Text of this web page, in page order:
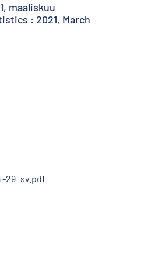
maaliskuu
: 2021, March
29_sv.pdf